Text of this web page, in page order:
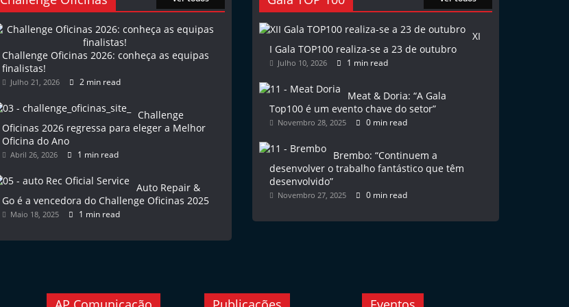
Challenge Oficinas 2026: conheça as equipas
finalistas!
Julho 21, 2026 2 min read
Challenge
Oficinas 2026 regressa para eleger a Melhor
Oficina do Ano
Abril 26, 2026 1 min read
Auto Repair &
Go é a vencedora do Challenge Oficinas 2025
Maio 18, 2025 1 min read
XI
I Gala TOP100 realiza-se a 23 de outubro
Julho 10, 2026 1 min read
Meat & Doria: “A Gala
Top100 é um evento chave do setor”
Novembro 28, 2025 0 min read
Brembo: “Continuem a
desenvolver o trabalho fantástico que têm
desenvolvido”
Novembro 27, 2025 0 min read